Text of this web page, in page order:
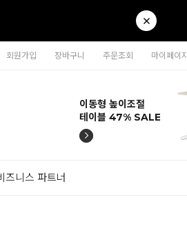
회원가입 장바구니 주문조회 마이페이지
티나 인테리어의자
57% SALE
카라 연결형책장
65% SALE
이동형 높이조절
테이블 47% SALE
티나 인테리어의자
57% SALE
카라 연결형책장
65% SALE
즈니스 파트너